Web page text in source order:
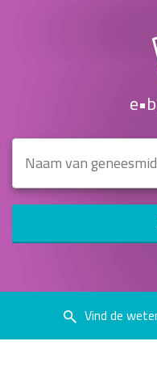
Vind de